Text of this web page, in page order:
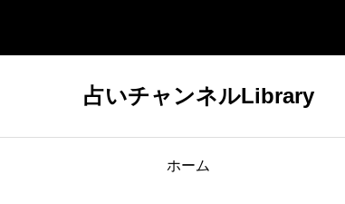
占いチャンネルLibrary
ホーム